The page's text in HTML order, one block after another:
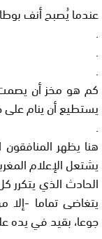
عندما يُصبح أنف
.
.
.
كم هو مخز أن يصمت
يستطيع أن ينام على
.
هنا يظهر
يشتعل الإعلام
الحادث الذي يتكرر
يتغاضى تماما -
جوعا، بقيد في يده